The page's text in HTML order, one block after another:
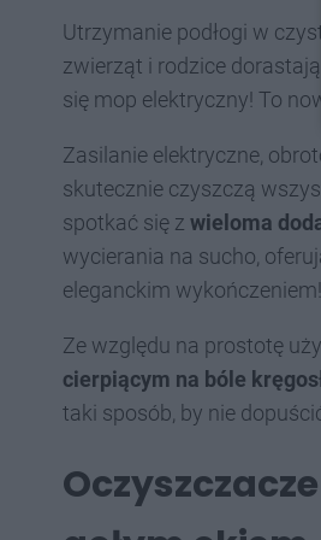
Utrzymanie podłogi w
zwierząt i rodzice
się mop elektryczny! To
Zasilanie elektryczne,
skutecznie czyszczą
spotkać się z wieloma
wycierania na sucho,
eleganckim wykończeniem!
Ze względu na prostotę
cierpiącym na bóle
taki sposób, by nie